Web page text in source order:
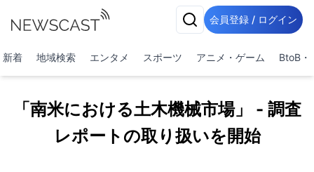
会員登録 / ログイン
新着 地域検索 エンタメ スポーツ アニメ・ゲーム BtoB・
「南米における土木機械市場」 - 調査
レポートの取り扱いを開始